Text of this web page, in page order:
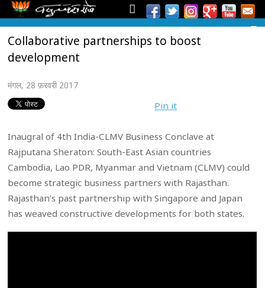
Collaborative partnerships to boost
development
मंगल, 28 फ़रवरी 2017
Pin it
Inaugral of 4th India-CLMV Business Conclave at
Rajputana Sheraton: South-East Asian countries
Cambodia, Lao PDR, Myanmar and Vietnam (CLMV) could
become strategic business partners with Rajasthan.
Rajasthan’s past partnership with Singapore and Japan
has weaved constructive developments for both states.